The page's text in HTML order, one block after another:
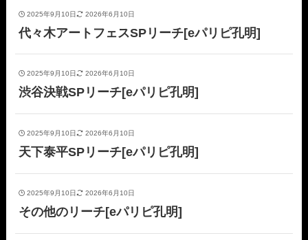
2025年9月10日 2026年6月10日
代々木アートフェスSPリーチ[eパリピ孔明]
2025年9月10日 2026年6月10日
渋谷決戦SPリーチ[eパリピ孔明]
2025年9月10日 2026年6月10日
天下泰平SPリーチ[eパリピ孔明]
2025年9月10日 2026年6月10日
その他のリーチ[eパリピ孔明]